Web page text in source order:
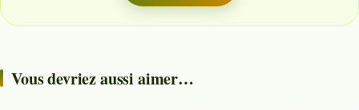
Vous devriez aussi aimer…